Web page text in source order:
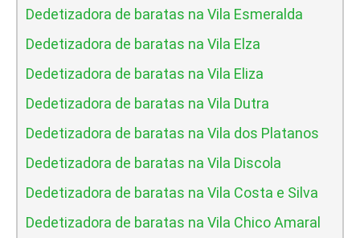
Dedetizadora de baratas na Vila Esmeralda
Dedetizadora de baratas na Vila Elza
Dedetizadora de baratas na Vila Eliza
Dedetizadora de baratas na Vila Dutra
Dedetizadora de baratas na Vila dos Platanos
Dedetizadora de baratas na Vila Discola
Dedetizadora de baratas na Vila Costa e Silva
Dedetizadora de baratas na Vila Chico Amaral